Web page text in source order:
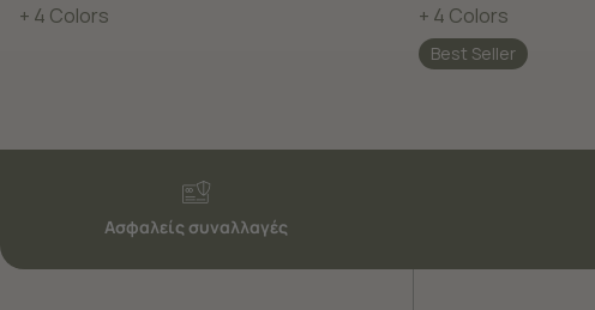
+ 4 Colors
+ 4 Colors
Best Seller
Ασφαλείς συναλλαγές